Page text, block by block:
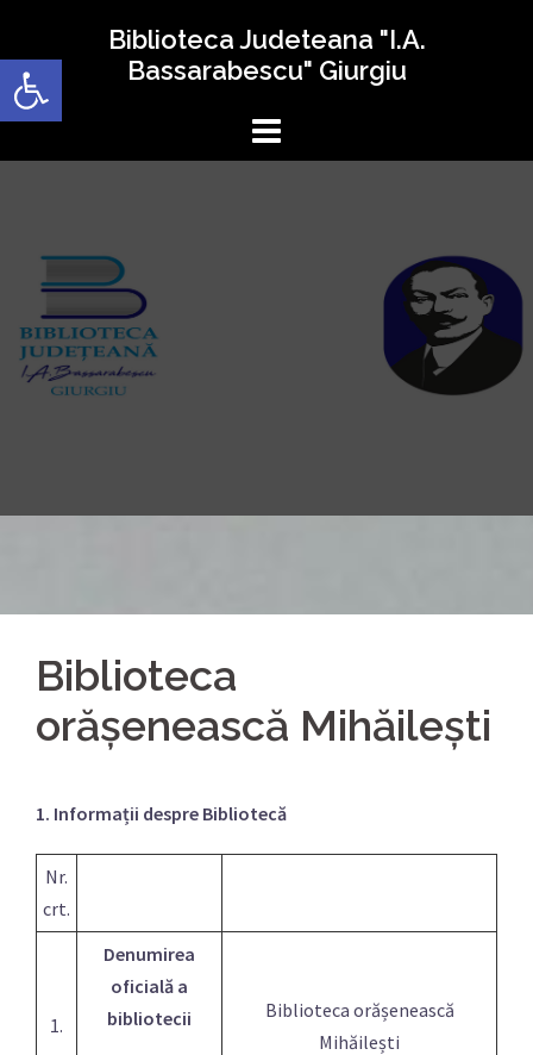
Deschide bara de unelte
conținut
Biblioteca Judeteana "I.A.
Bassarabescu" Giurgiu
Biblioteca
orășenească Mihăilești
1. Informații despre Bibliotecă
Nr.
crt.
1.
Denumirea
oficială a
bibliotecii
Biblioteca orășenească
Mihăilești